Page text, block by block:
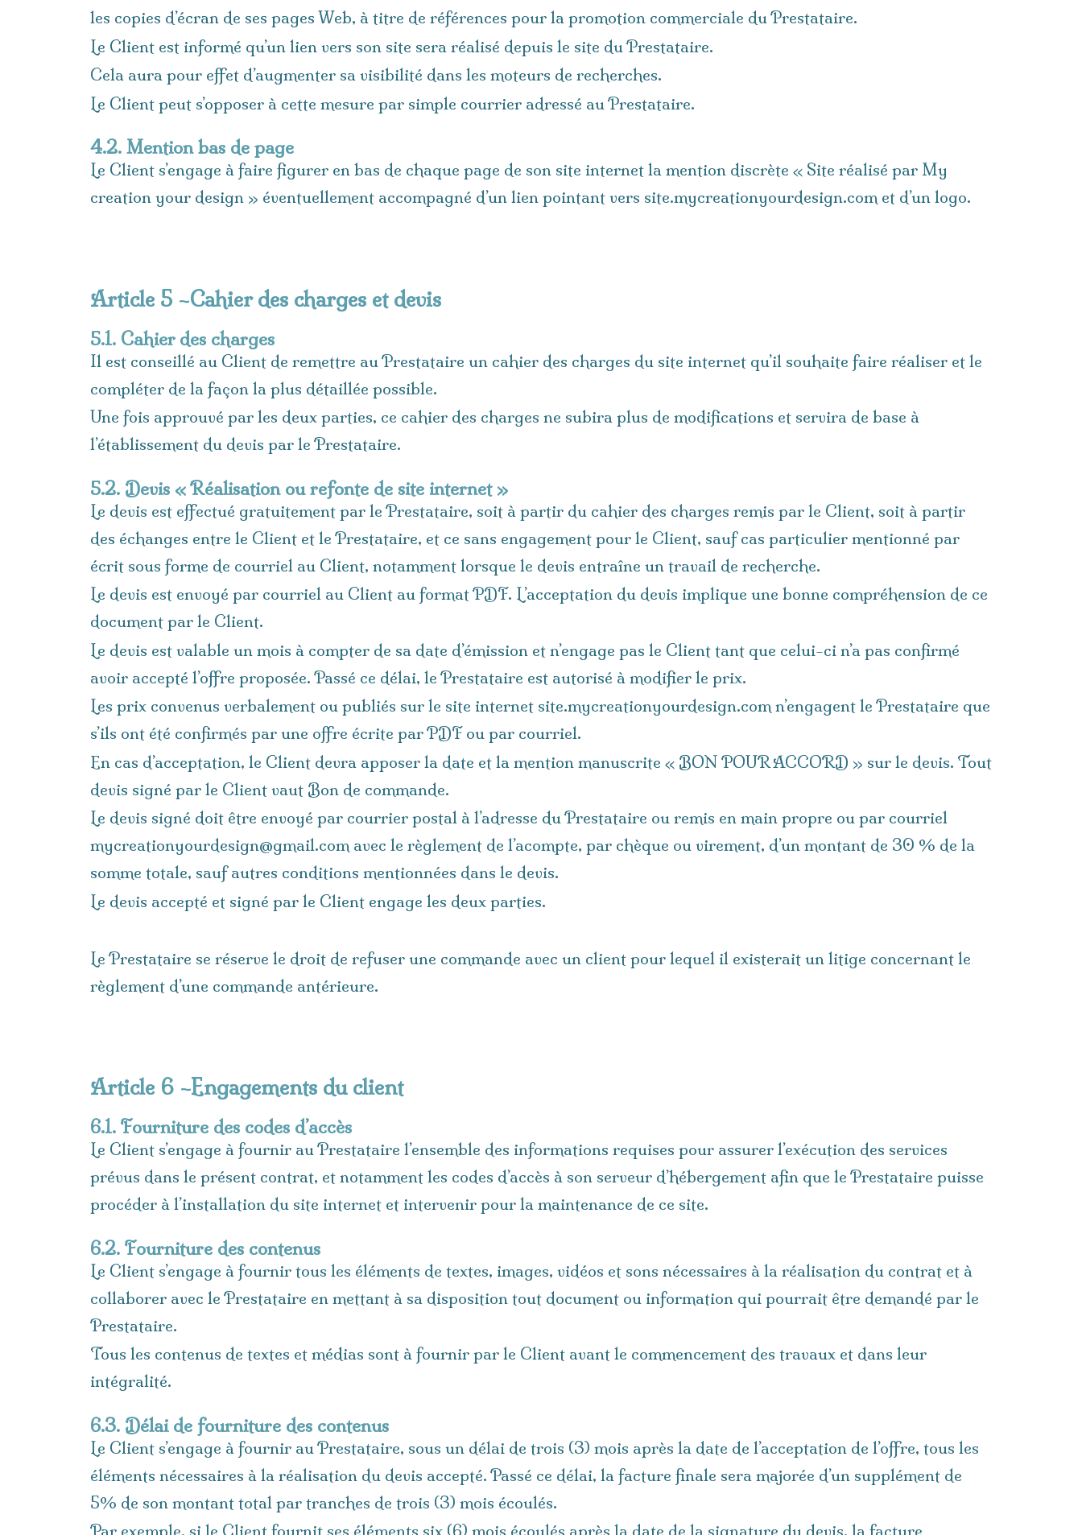
les copies d’écran de ses pages Web, à titre de références pour la promotion commerciale du Prestataire.
Le Client est informé qu’un lien vers son site sera réalisé depuis le site du Prestataire.
Cela aura pour effet d’augmenter sa visibilité dans les moteurs de recherches.
Le Client peut s’opposer à cette mesure par simple courrier adressé au Prestataire.
4.2. Mention bas de page
Le Client s’engage à faire figurer en bas de chaque page de son site internet la mention discrète « Site réalisé par My
creation your design » éventuellement accompagné d’un lien pointant vers site.mycreationyourdesign.com et d’un logo.
Article 5 –Cahier des charges et devis
5.1. Cahier des charges
Il est conseillé au Client de remettre au Prestataire un cahier des charges du site internet qu’il souhaite faire réaliser et le
compléter de la façon la plus détaillée possible.
Une fois approuvé par les deux parties, ce cahier des charges ne subira plus de modifications et servira de base à
l’établissement du devis par le Prestataire.
5.2. Devis « Réalisation ou refonte de site internet »
Le devis est effectué gratuitement par le Prestataire, soit à partir du cahier des charges remis par le Client, soit à partir
des échanges entre le Client et le Prestataire, et ce sans engagement pour le Client, sauf cas particulier mentionné par
écrit sous forme de courriel au Client, notamment lorsque le devis entraîne un travail de recherche.
Le devis est envoyé par courriel au Client au format PDF. L’acceptation du devis implique une bonne compréhension de ce
document par le Client.
Le devis est valable un mois à compter de sa date d’émission et n’engage pas le Client tant que celui-ci n’a pas confirmé
avoir accepté l’offre proposée. Passé ce délai, le Prestataire est autorisé à modifier le prix.
Les prix convenus verbalement ou publiés sur le site internet site.mycreationyourdesign.com n’engagent le Prestataire que
s’ils ont été confirmés par une offre écrite par PDF ou par courriel.
En cas d’acceptation, le Client devra apposer la date et la mention manuscrite « BON POUR ACCORD » sur le devis. Tout
devis signé par le Client vaut Bon de commande.
Le devis signé doit être envoyé par courrier postal à l’adresse du Prestataire ou remis en main propre ou par courriel
mycreationyourdesign@gmail.com avec le règlement de l’acompte, par chèque ou virement, d’un montant de 30 % de la
somme totale, sauf autres conditions mentionnées dans le devis.
Le devis accepté et signé par le Client engage les deux parties.
Le Prestataire se réserve le droit de refuser une commande avec un client pour lequel il existerait un litige concernant le
règlement d’une commande antérieure.
Article 6 –Engagements du client
6.1. Fourniture des codes d’accès
Le Client s’engage à fournir au Prestataire l’ensemble des informations requises pour assurer l’exécution des services
prévus dans le présent contrat, et notamment les codes d’accès à son serveur d’hébergement afin que le Prestataire puisse
procéder à l’installation du site internet et intervenir pour la maintenance de ce site.
6.2. Fourniture des contenus
Le Client s’engage à fournir tous les éléments de textes, images, vidéos et sons nécessaires à la réalisation du contrat et à
collaborer avec le Prestataire en mettant à sa disposition tout document ou information qui pourrait être demandé par le
Prestataire.
Tous les contenus de textes et médias sont à fournir par le Client avant le commencement des travaux et dans leur
intégralité.
6.3. Délai de fourniture des contenus
Le Client s’engage à fournir au Prestataire, sous un délai de trois (3) mois après la date de l’acceptation de l’offre, tous les
éléments nécessaires à la réalisation du devis accepté. Passé ce délai, la facture finale sera majorée d’un supplément de
5% de son montant total par tranches de trois (3) mois écoulés.
Par exemple, si le Client fournit ses éléments six (6) mois écoulés après la date de la signature du devis, la facture